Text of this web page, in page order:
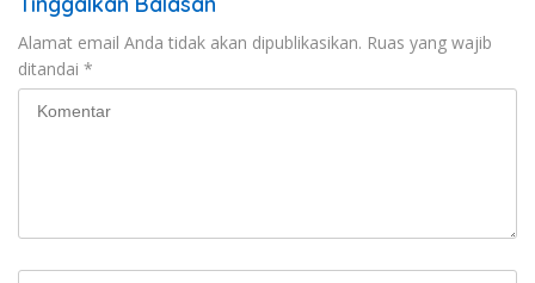
Alamat email Anda tidak akan dipublikasikan. Ruas yang wajib
ditandai *